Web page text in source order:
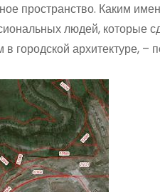
пространство. Каким
людей, которые
архитектуре, –